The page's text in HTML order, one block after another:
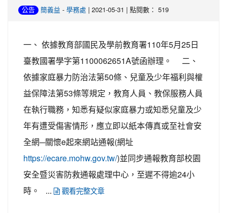
公告 簡義益 - 學務處 | 2021-05-31 | 點閱數： 519
一、 依據教育部國民及學前教育署110年5月25日
臺教國署學字第1100062651A號函辦理。 二、
依據家庭暴力防治法第50條、兒童及少年福利與權
益保障法第53條等規定，教育人員、教保服務人員
在執行職務，知悉有疑似家庭暴力或知悉兒童及少
年有遭受傷害情形，應立即以紙本傳真或至社會安
全網─關懷e起來網站通報(網址
https://ecare.mohw.gov.tw/)並同步通報教育部校園
安全暨災害防救通報處理中心，至遲不得逾24小
時。 ...
觀看完整文章